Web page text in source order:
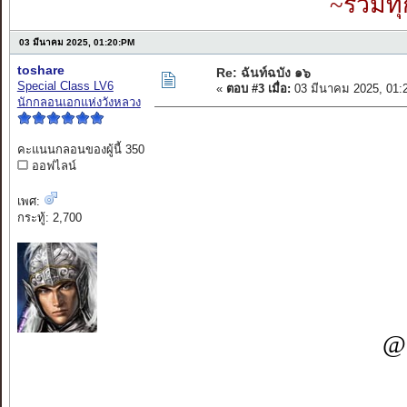
03 มีนาคม 2025, 01:20:PM
toshare
Special Class LV6
นักกลอนเอกแห่งวังหลวง
คะแนนกลอนของผู้นี้ 350
ออฟไลน์
เพศ:
กระทู้: 2,700
Re: ฉันท์ฉบัง ๑๖
« ตอบ #3 เมื่อ: 03 มีนาคม 2025,